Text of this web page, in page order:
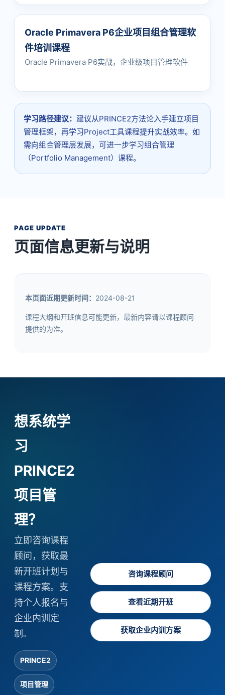
Oracle Primavera P6企业项目组合管理软
件培训课程
Oracle Primavera P6实战，企业级项目管理软件
学习路径建议： 建议从PRINCE2方法论入手建立项目
管理框架，再学习Project工具课程提升实战效率。如
需向组合管理层发展，可进一步学习组合管理
（Portfolio Management）课程。
PAGE UPDATE
页面信息更新与说明
本页面近期更新时间： 2024-08-21
课程大纲和开班信息可能更新，最新内容请以课程顾问
提供的为准。
想系统学
习
PRINCE2
项目管
理？
立即咨询课程
顾问，获取最
新开班计划与
课程方案。支
持个人报名与
企业内训定
制。
PRINCE2
项目管理
咨询课程顾问
查看近期开班
获取企业内训方案